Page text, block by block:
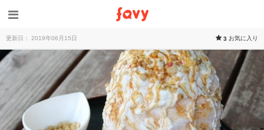
更新日： 2019年06月15日 3 お気に入り